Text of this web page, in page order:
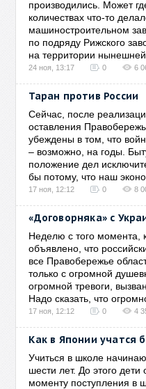
производились. Может
количествах что-то
машиностроительном
по подряду Рижского
на территории нынешней
24 ноя, 13:17 0 6
Таран против России
Сейчас, после
оставления
убеждены в том, что
– возможно, на годы.
положение дел
бы потому, что наш
17 ноя, 12:12 0 8
«Договорняка» с
Неделю с того момента,
объявлено, что
все Правобережье
только с огромной
огромной тревоги,
Надо сказать, что
17 ноя, 12:12 0 4
Как в Японии учатся
Учиться в школе
шести лет. До этого
моменту поступления в